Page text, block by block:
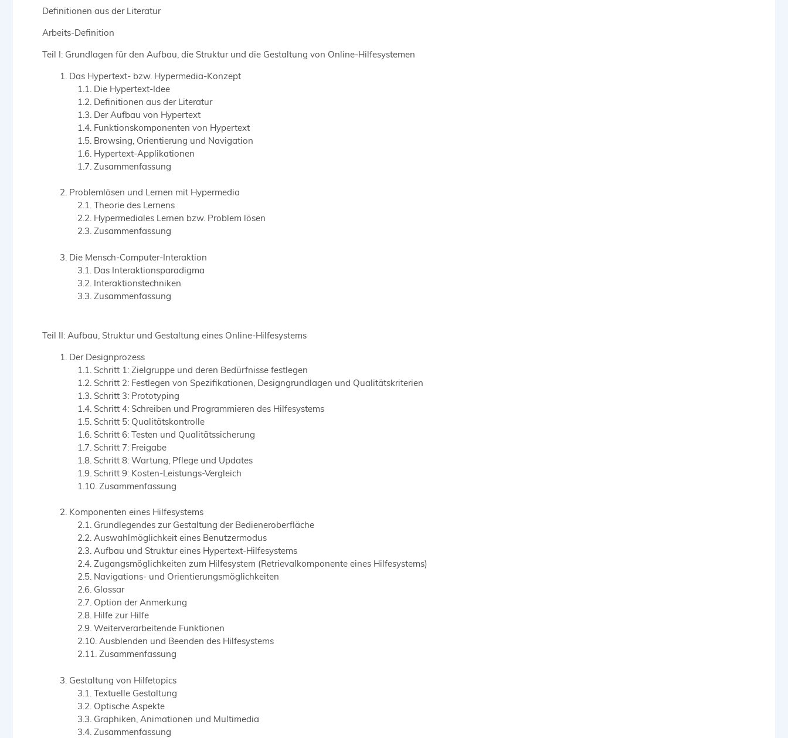
Definitionen aus der Literatur
Arbeits-Definition
Teil I: Grundlagen für den Aufbau, die Struktur und die Gestaltung von Online-Hilfesystemen
Das Hypertext- bzw. Hypermedia-Konzept
Die Hypertext-Idee
Definitionen aus der Literatur
Der Aufbau von Hypertext
Funktionskomponenten von Hypertext
Browsing, Orientierung und Navigation
Hypertext-Applikationen
Zusammenfassung
Problemlösen und Lernen mit Hypermedia
Theorie des Lernens
Hypermediales Lernen bzw. Problem lösen
Zusammenfassung
Die Mensch-Computer-Interaktion
Das Interaktionsparadigma
Interaktionstechniken
Zusammenfassung
Teil II: Aufbau, Struktur und Gestaltung eines Online-Hilfesystems
Der Designprozess
Schritt 1: Zielgruppe und deren Bedürfnisse festlegen
Schritt 2: Festlegen von Spezifikationen, Designgrundlagen und Qualitätskriterien
Schritt 3: Prototyping
Schritt 4: Schreiben und Programmieren des Hilfesystems
Schritt 5: Qualitätskontrolle
Schritt 6: Testen und Qualitätssicherung
Schritt 7: Freigabe
Schritt 8: Wartung, Pflege und Updates
Schritt 9: Kosten-Leistungs-Vergleich
Zusammenfassung
Komponenten eines Hilfesystems
Grundlegendes zur Gestaltung der Bedieneroberfläche
Auswahlmöglichkeit eines Benutzermodus
Aufbau und Struktur eines Hypertext-Hilfesystems
Zugangsmöglichkeiten zum Hilfesystem (Retrievalkomponente eines Hilfesystems)
Navigations- und Orientierungsmöglichkeiten
Glossar
Option der Anmerkung
Hilfe zur Hilfe
Weiterverarbeitende Funktionen
Ausblenden und Beenden des Hilfesystems
Zusammenfassung
Gestaltung von Hilfetopics
Textuelle Gestaltung
Optische Aspekte
Graphiken, Animationen und Multimedia
Zusammenfassung